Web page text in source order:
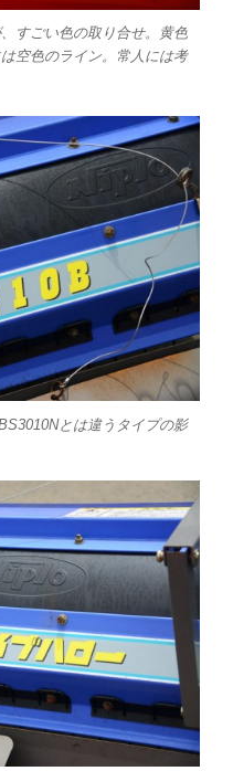
すごい色の取り合せ。黄色
空色のライン。常人には考
とは違うタイプの影